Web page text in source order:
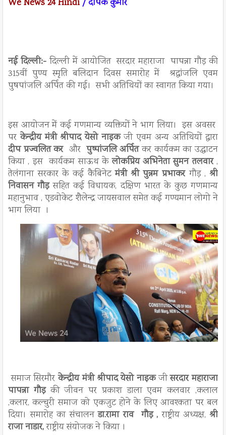
We News 24 Hindi/ दीपक कुमार
नई दिल्ली:-दिल्ली में आयोजित सरदार महाराजा पापन्ना गौड़ की
315वीं पुण्य स्मृति बलिदान दिवस समारोह में श्रद्धांजलि एवम
पुषपांजलि अर्पित की गई। सभी अतिथियों का स्वागत किया गया।
इस आयोजन में कई गणमान्य व्यक्तियों ने भाग लिया। इस अवसर
पर केन्द्रीय मंत्री श्रीपाद येसो नाइकजी एवम अन्य अतिथियों द्वारा
दीप प्रज्वलित करऔर पुष्पांजलि अर्पितकर कार्यकम का उद्घाटन
किया , इस कार्यकम साऊथ केलोकप्रिय अभिनेता सुमन तलवार,
तेलंगाना सरकार के कई कैबिनेटमंत्री श्री पुन्नम प्रभाकरगौड़ ,श्री
निवासन गौड़सहित कई विधायक, दक्षिण भारत के कुछ गणमान्य
महानुभाव , एडवोकेट शैलेन्द्र जायसवाल समेत कई गण्यमान लोगो ने
भाग लिया ।
समाज सिरमौरकेन्द्रीय मंत्री श्रीपाद येसो नाइकजीसरदार महाराजा
पापन्ना गौड़की जीवन पर प्रकाश डाला एवम कलवार ,कलाल
,कलार, कल्चुरी समाज को एकजुट​ होने के लिए आवश्कता पर बल
दिया। समारोह का संचालनडा.रामा राव गौड़ ,राष्ट्रीय अध्यक्ष,श्री
राजा नाडार,राष्ट्रीय संयोजक ने किया ।